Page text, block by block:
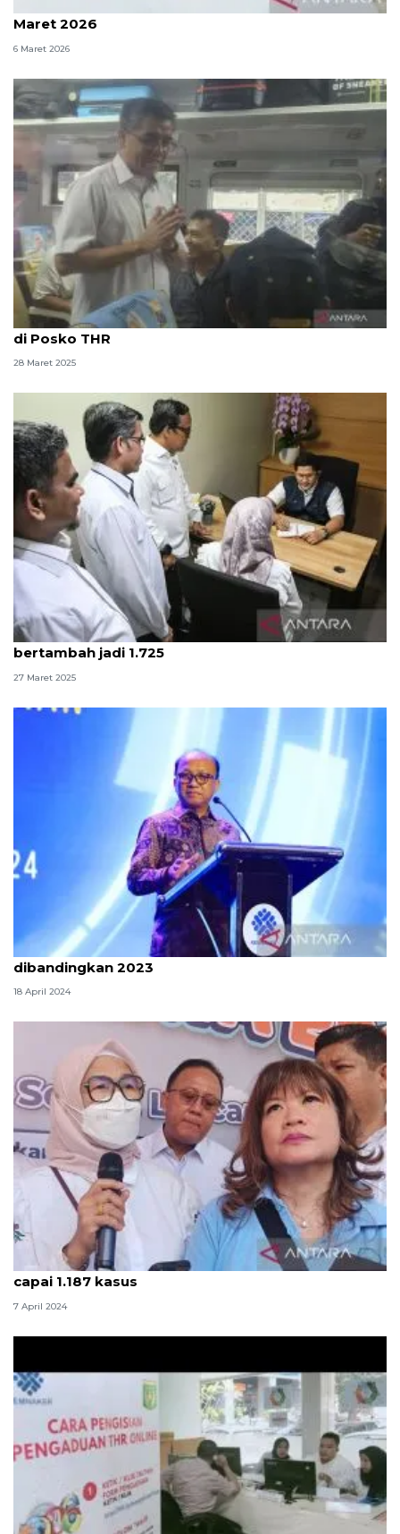
Pemprov DKI buka Posko THR Lebaran hingga 27
Maret 2026
6 Maret 2026
Kemnaker sudah merespon 60 persen pengaduan
di Posko THR
28 Maret 2025
Kemnaker sebut jumlah aduan terkait THR
bertambah jadi 1.725
27 Maret 2025
Kemnaker laporkan terima 1.539 aduan THR turun
dibandingkan 2023
18 April 2024
Kemnaker catat aduan sementara di Posko THR
capai 1.187 kasus
7 April 2024